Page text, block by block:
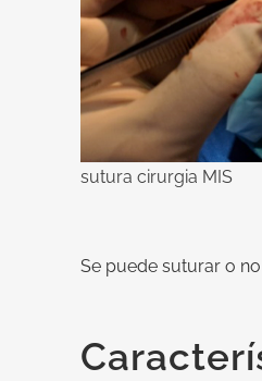
sutura cirurgia MIS
Se puede suturar o no